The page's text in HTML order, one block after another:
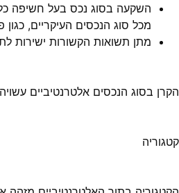
השקעה בסוג נכס בעל חשיפה
מכל סוג הנכסים העיקריים, כגון
מתן תשואות הקשורות ישירות
הקרן בסוג הנכסים אלטרנטיביים
קטגוריה